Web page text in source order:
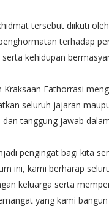
tersebut diikuti
terhadap
kehidupan
Kraksaan Fathorrasi
seluruh jajaran
tanggung jawab
pengingat bagi kita
ini, kami berharap
keluarga serta
yang kami